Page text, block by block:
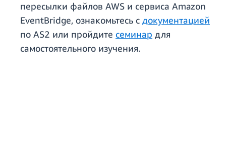
пересылки файлов AWS и сервиса Amazon
EventBridge, ознакомьтесь с документацией
по AS2 или пройдите семинар для
самостоятельного изучения.